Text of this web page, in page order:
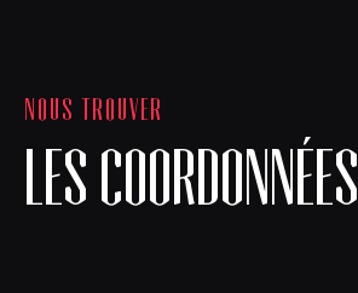
NOUS TROUVER
LES COORDONNÉES